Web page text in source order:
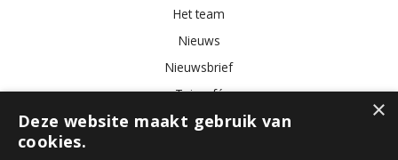
Het team
Nieuws
Nieuwsbrief
Tuincafé
Vacatures
×
Deze website maakt gebruik van
cookies.